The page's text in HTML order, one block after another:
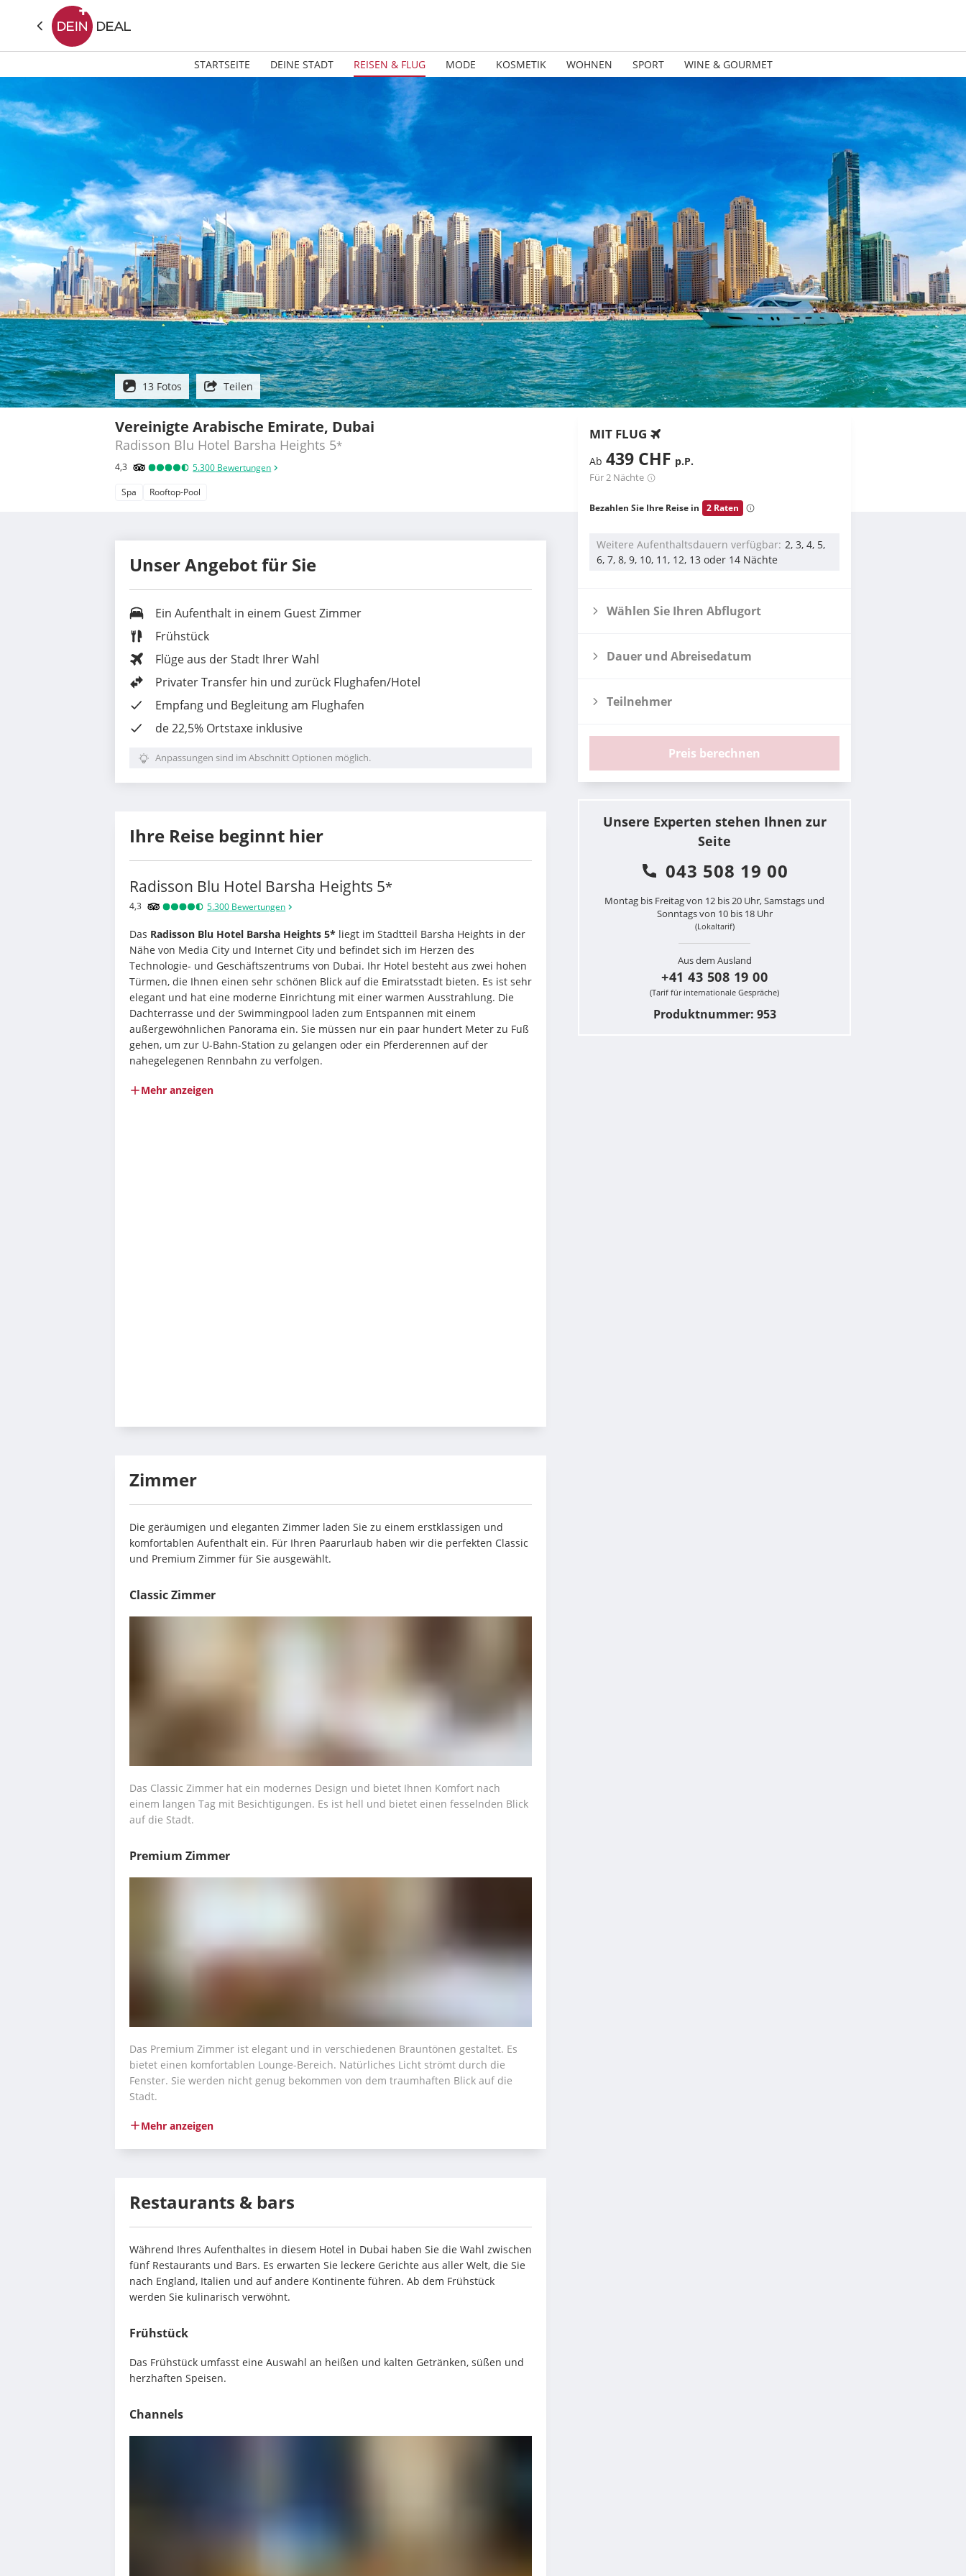
STARTSEITE DEINE STADT REISEN & FLUG MODE KOSMETIK WOHNEN SPORT WINE & GOURMET
13 Fotos Teilen
Vereinigte Arabische Emirate, Dubai
Radisson Blu Hotel Barsha Heights 5*
4,3 5.300 Bewertungen
Spa Rooftop-Pool
MIT FLUG
Ab 439 CHF p.P.
Für 2 Nächte
Bezahlen Sie Ihre Reise in 2 Raten
Weitere Aufenthaltsdauern verfügbar 2, 3, 4, 5,
6, 7, 8, 9, 10, 11, 12, 13 oder 14 Nächte
Wählen Sie Ihren Abflugort
Dauer und Abreisedatum
Teilnehmer
Preis berechnen
Unsere Experten stehen Ihnen zur
Seite
043 508 19 00
Montag bis Freitag von 12 bis 20 Uhr, Samstags und
Sonntags von 10 bis 18 Uhr
(Lokaltarif)
Aus dem Ausland
+41 43 508 19 00
(Tarif für internationale Gespräche)
Produktnummer: 953
Unser Angebot für Sie
Ein Aufenthalt in einem Guest Zimmer
Frühstück
Flüge aus der Stadt Ihrer Wahl
Privater Transfer hin und zurück Flughafen/Hotel
Empfang und Begleitung am Flughafen
de 22,5% Ortstaxe inklusive
Anpassungen sind im Abschnitt Optionen möglich.
Ihre Reise beginnt hier
Radisson Blu Hotel Barsha Heights 5*
4,3 5.300 Bewertungen
Das Radisson Blu Hotel Barsha Heights 5* liegt im Stadtteil Barsha Heights in der
Nähe von Media City und Internet City und befindet sich im Herzen des
Technologie- und Geschäftszentrums von Dubai. Ihr Hotel besteht aus zwei hohen
Türmen, die Ihnen einen sehr schönen Blick auf die Emiratsstadt bieten. Es ist sehr
elegant und hat eine moderne Einrichtung mit einer warmen Ausstrahlung. Die
Dachterrasse und der Swimmingpool laden zum Entspannen mit einem
außergewöhnlichen Panorama ein. Sie müssen nur ein paar hundert Meter zu Fuß
gehen, um zur U-Bahn-Station zu gelangen oder ein Pferderennen auf der
nahegelegenen Rennbahn zu verfolgen.
Mehr anzeigen
Zimmer
Die geräumigen und eleganten Zimmer laden Sie zu einem erstklassigen und
komfortablen Aufenthalt ein. Für Ihren Paarurlaub haben wir die perfekten Classic
und Premium Zimmer für Sie ausgewählt.
Classic Zimmer
Das Classic Zimmer hat ein modernes Design und bietet Ihnen Komfort nach
einem langen Tag mit Besichtigungen. Es ist hell und bietet einen fesselnden Blick
auf die Stadt.
Premium Zimmer
Das Premium Zimmer ist elegant und in verschiedenen Brauntönen gestaltet. Es
bietet einen komfortablen Lounge-Bereich. Natürliches Licht strömt durch die
Fenster. Sie werden nicht genug bekommen von dem traumhaften Blick auf die
Stadt.
Mehr anzeigen
Restaurants & bars
Während Ihres Aufenthaltes in diesem Hotel in Dubai haben Sie die Wahl zwischen
fünf Restaurants und Bars. Es erwarten Sie leckere Gerichte aus aller Welt, die Sie
nach England, Italien und auf andere Kontinente führen. Ab dem Frühstück
werden Sie kulinarisch verwöhnt.
Frühstück
Das Frühstück umfasst eine Auswahl an heißen und kalten Getränken, süßen und
herzhaften Speisen.
Channels